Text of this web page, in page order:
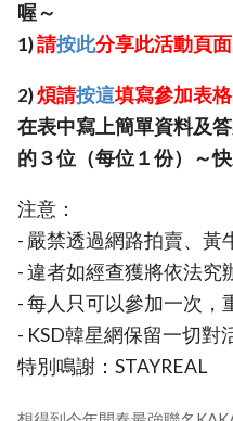
喔～
1)請按此分享此活動頁面
2)煩請按這填寫參加表格
在表中寫上簡單資料及
的３位（每位１份）～快
注意：
- 嚴禁透過網路拍賣、黃
- 違者如經查獲將依法究
- 每人只可以參加一次，
- KSD韓星網保留一切對
特別鳴謝：STAYREAL